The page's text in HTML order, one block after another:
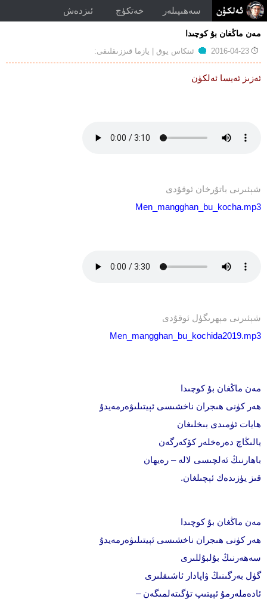
سەھىپىلەر خەتكۈچ ئىزدەش
مەن ماڭغان بۇ كوچىدا
2016-04-23
توغرۇلۇق
بۇ
ئىنكاس يوق | يازما قىززىقلىقى:
ئەزىز ئەيسا ئەلكۈن
شېئ‍ىرنى باتۇرخان ئوقۇدى
Men_mangghan_bu_kocha.mp3
شېئ‍ىرنى مېھرىگۈل ئوقۇدى
Men_mangghan_bu_kochida2019.mp3
مەن ماڭغان بۇ كوچىدا
ھەر كۈنى ھىجران ناخشىسى ئېيتىلىۋەرمەيدۇ
ھايات ئۈمىدى بىخلىغان
يالىڭاچ دەرەخلەر كۆكەرگەن
باھارنىڭ ئەلچىسى لالە – رەيھان
قىز يۈزىدەك ئېچىلغان.
مەن ماڭغان بۇ كوچىدا
ھەر كۈنى ھىجران ناخشىسى ئېيتىلىۋەرمەيدۇ
سەھەرنىڭ بۇلبۇللىرى
گۈل بەرگىنىڭ ۋاپادار ئاشىقلىرى
ئادەملەرمۇ ئېيتىپ تۈگىتەلمىگەن –